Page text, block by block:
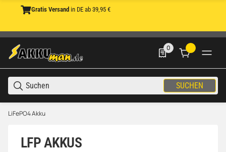
Gratis Versand in DE ab 39,95 €
SUCHEN
0
0 Produkte in der
LiFePO4 Akku
LFP AKKUS